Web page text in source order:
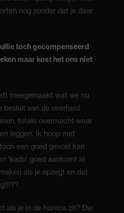
nog zonder dat je daar
toch gecompenseerd
maar kost het ons niet
meegemaakt wat we nu
besluit van de overheid
totale overmacht waar
leggen. Ik hoop met
een goed gevoel kan
‘kado’ goed aankomt al
als je opzegt en dat
??.
als je in de horeca zit? Die